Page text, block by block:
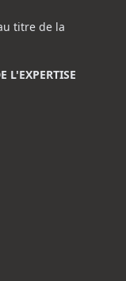
titre de la